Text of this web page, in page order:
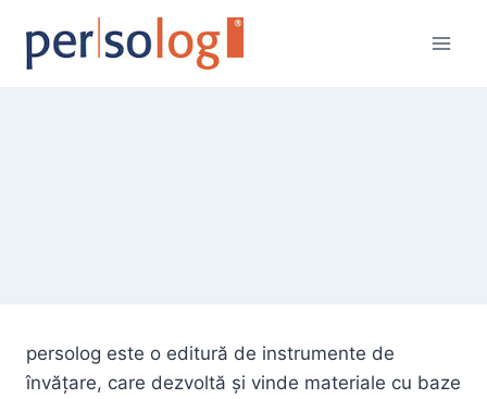
content
persolog este o editură de instrumente de
învățare, care dezvoltă și vinde materiale cu baze